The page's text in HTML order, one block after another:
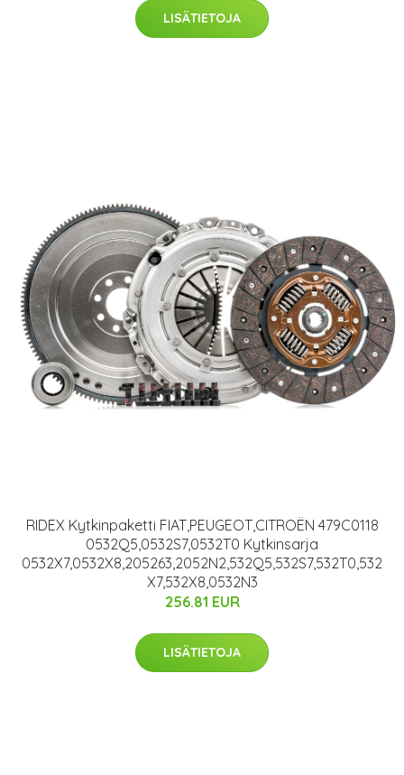
LISÄTIETOJA
RIDEX Kytkinpaketti FIAT,PEUGEOT,CITROËN 479C0118
0532Q5,0532S7,0532T0 Kytkinsarja
0532X7,0532X8,205263,2052N2,532Q5,532S7,532T0,532
X7,532X8,0532N3
256.81 EUR
LISÄTIETOJA